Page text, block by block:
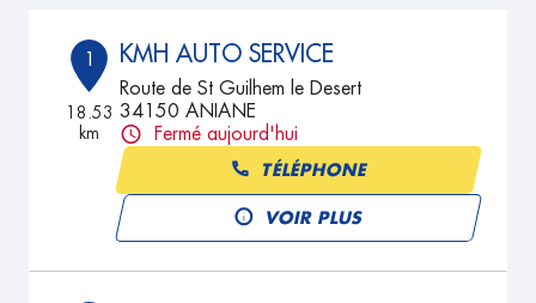
1
18.53
km
KMH AUTO SERVICE
Route de St Guilhem le Desert
34150 ANIANE
Fermé aujourd'hui
TÉLÉPHONE
VOIR PLUS